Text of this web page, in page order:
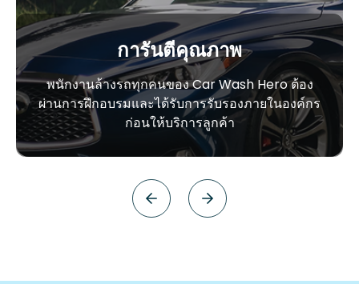
การันตีคุณภาพ
พนักงานล้างรถทุกคนของ Car Wash Hero ต้อง
ผ่านการฝึกอบรมและได้รับการรับรองภายในองค์กร
ก่อนให้บริการลูกค้า